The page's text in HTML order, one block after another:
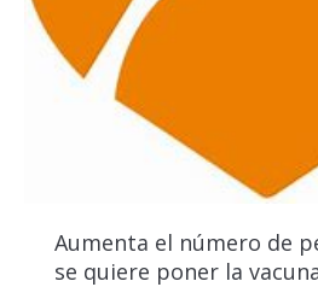
Aumenta el número de
se quiere poner la